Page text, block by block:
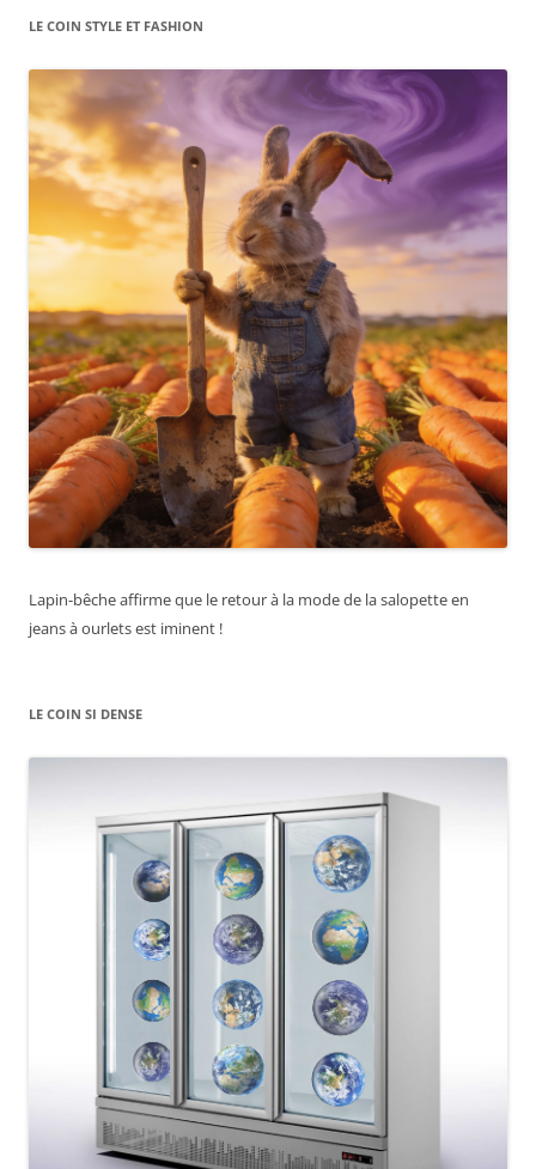
LE COIN STYLE ET FASHION
Lapin-bêche affirme que le retour à la mode de la salopette en
jeans à ourlets est iminent !
LE COIN SI DENSE